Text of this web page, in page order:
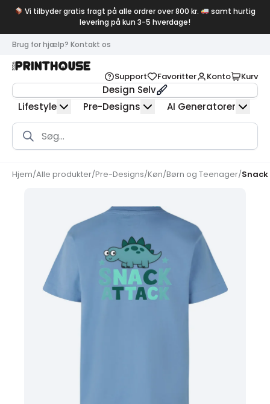
Vi tilbyder gratis fragt på alle ordrer over 800 kr.
samt hurtig
levering på kun 3-5 hverdage!
Brug for hjælp? Kontakt os
Support Favoritter Konto Kurv
Design Selv
Lifestyle
Pre-Designs AI Generatorer
Products
search
Hjem/Alle produkter/Pre-Designs/Køn/Børn og Teenager/